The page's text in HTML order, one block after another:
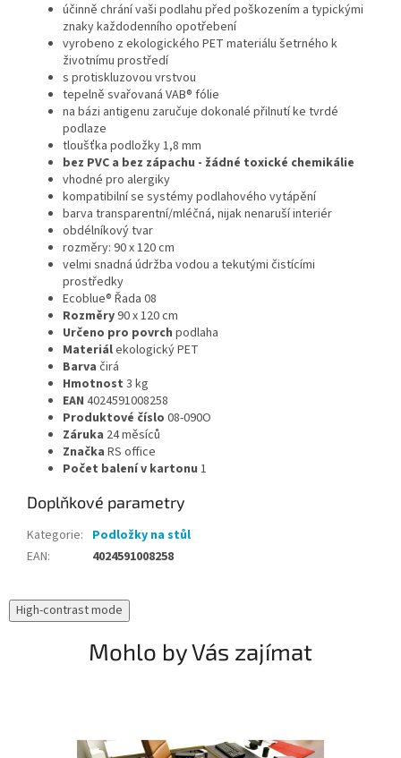
účinně chrání vaši podlahu před poškozením a typickými
znaky každodenního opotřebení
vyrobeno z ekologického PET materiálu šetrného k
životnímu prostředí
s protiskluzovou vrstvou
tepelně svařovaná VAB® fólie
na bázi antigenu zaručuje dokonalé přilnutí ke tvrdé
podlaze
tloušťka podložky 1,8 mm
bez PVC a bez zápachu - žádné toxické chemikálie
vhodné pro alergiky
kompatibilní se systémy podlahového vytápění
barva transparentní/mléčná, nijak nenaruší interiér
obdélníkový tvar
rozměry: 90 x 120 cm
velmi snadná údržba vodou a tekutými čistícími
prostředky
Ecoblue® Řada 08
Rozměry90 x 120cm
Určeno pro povrch podlaha
Materiálekologický PET
Barva čirá
Hmotnost 3 kg
EAN 4024591008258
Produktové číslo 08-090O
Záruka 24měsíců
Značka RS office
Počet balení v kartonu 1
Doplňkové parametry
Kategorie: Podložky na stůl
EAN: 4024591008258
High-contrast mode
Mohlo by Vás zajímat